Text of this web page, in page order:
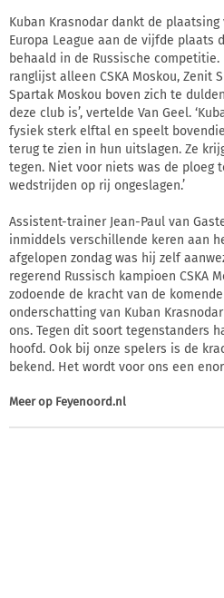
Kuban Krasnodar dankt de
Europa League aan de vijfde plaats
behaald in de Russische
ranglijst alleen CSKA Moskou, Zenit
Spartak Moskou boven zich te
deze club is’, vertelde Van Geel.
fysiek sterk elftal en speelt
terug te zien in hun uitslagen. Ze
tegen. Niet voor niets was de ploeg
wedstrijden op rij ongeslagen.’
Assistent-trainer Jean-Paul van
inmiddels verschillende keren aan
afgelopen zondag was hij zelf
regerend Russisch kampioen CSKA
zodoende de kracht van de komende
onderschatting van Kuban
ons. Tegen dit soort tegenstanders
hoofd. Ook bij onze spelers is de
bekend. Het wordt voor ons een
Meer op Feyenoord.nl